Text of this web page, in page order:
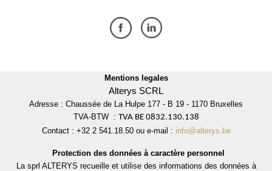
Mentions legales
Alterys SCRL
Adresse : Chaussée de La Hulpe 177 - B 19 - 1170 Bruxelles
TVA-BTW : TVA BE 0832.130.138
Contact : +32 2 541.18.50 ou e-mail : info@alterys.be
Protection des données à caractère personnel
La sprl ALTERYS recueille et utilise des informations des données à